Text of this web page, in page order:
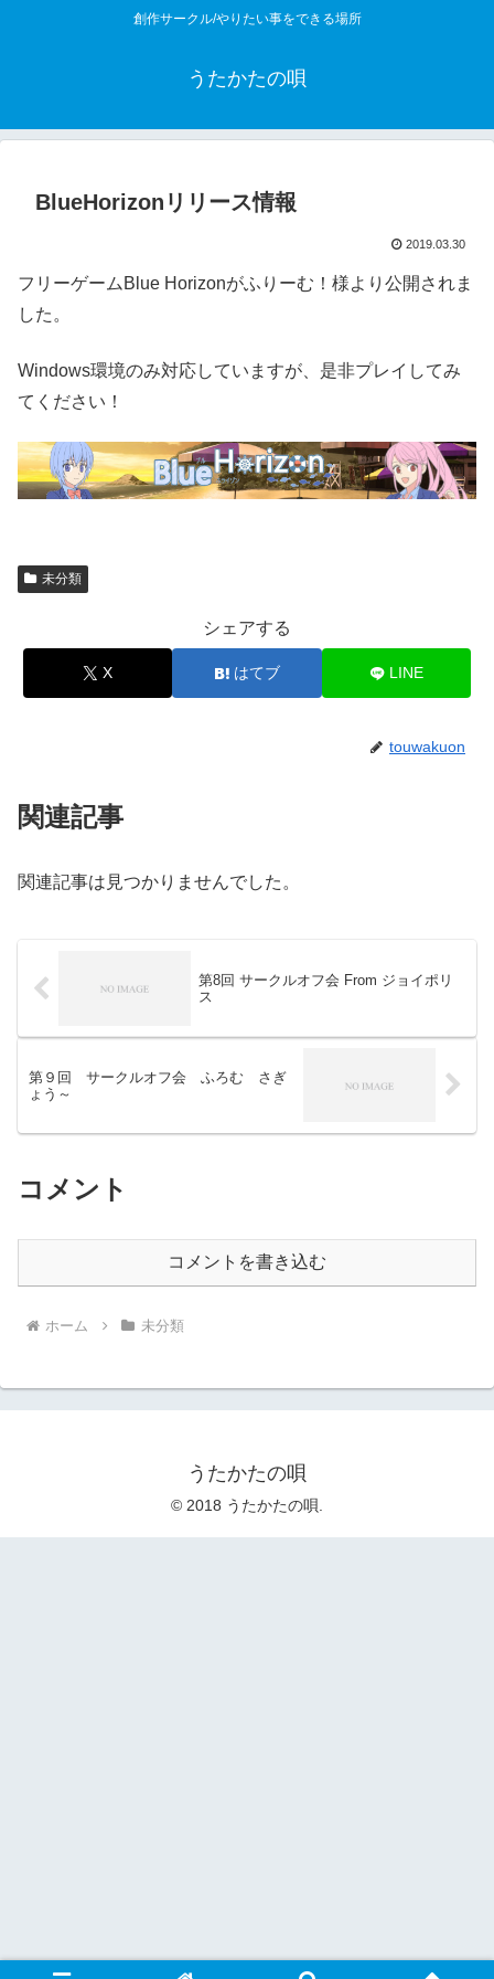
創作サークル/やりたい事をできる場所
うたかたの唄
BlueHorizonリリース情報
2019.03.30
フリーゲームBlue Horizonがふりーむ！様より公開されま
した。
Windows環境のみ対応していますが、是非プレイしてみ
てください！
未分類
シェアする
X はてブ LINE
touwakuon
関連記事
関連記事は見つかりませんでした。
第8回 サークルオフ会 From ジョイポリ
ス
第９回 サークルオフ会 ふろむ さぎ
ょう～
コメント
コメントを書き込む
ホーム 未分類
うたかたの唄
© 2018 うたかたの唄.